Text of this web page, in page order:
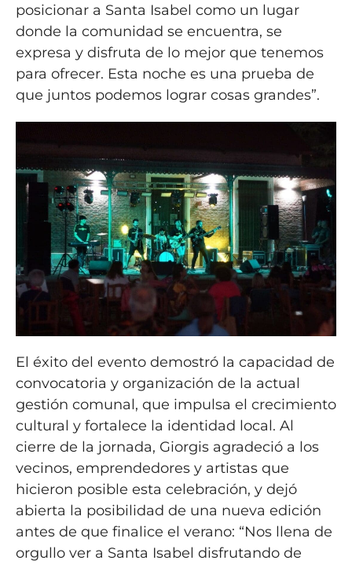
posicionar a Santa Isabel como un lugar
donde la comunidad se encuentra, se
expresa y disfruta de lo mejor que tenemos
para ofrecer. Esta noche es una prueba de
que juntos podemos lograr cosas grandes”.
El éxito del evento demostró la capacidad de
convocatoria y organización de la actual
gestión comunal, que impulsa el crecimiento
cultural y fortalece la identidad local. Al
cierre de la jornada, Giorgis agradeció a los
vecinos, emprendedores y artistas que
hicieron posible esta celebración, y dejó
abierta la posibilidad de una nueva edición
antes de que finalice el verano: “Nos llena de
orgullo ver a Santa Isabel disfrutando de